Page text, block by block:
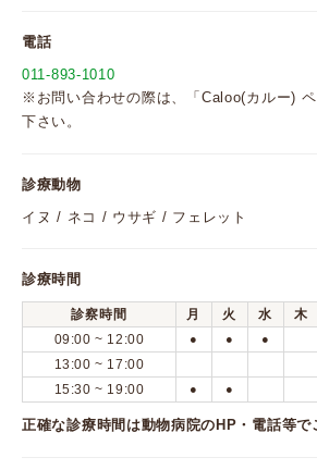
電話
011-893-1010
※お問い合わせの際は、「Caloo(カルー) ペ
下さい。
診療動物
イヌ / ネコ / ウサギ / フェレット
診療時間
診察時間 月 火 水 木
09:00 ~ 12:00
● ● ●
13:00 ~ 17:00
15:30 ~ 19:00 ● ●
正確な診療時間は動物病院のHP・電話等で